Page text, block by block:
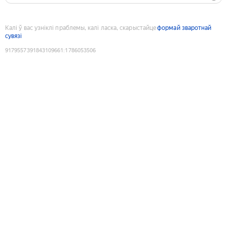
Калі ў вас узніклі праблемы, калі ласка, скарыстайцеформай зваротнай
сувязі
9179557391843109661 :1786053506